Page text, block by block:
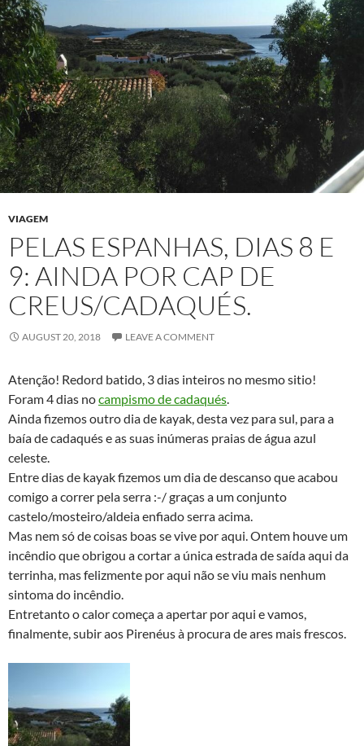
VIAGEM
PELAS ESPANHAS, DIAS 8 E
9: AINDA POR CAP DE
CREUS/CADAQUÉS.
AUGUST 20, 2018 LEAVE A COMMENT
Atenção! Redord batido, 3 dias inteiros no mesmo sitio!
Foram 4 dias nocampismo de cadaqués.
Ainda fizemos outro dia de kayak, desta vez para sul, para a
baía de cadaqués e as suas inúmeras praias de água azul
celeste.
Entre dias de kayak fizemos um dia de descanso que acabou
comigo a correr pela serra :-/ graças a um conjunto
castelo/mosteiro/aldeia enfiado serra acima.
Mas nem só de coisas boas se vive por aqui. Ontem houve um
incêndio que obrigou a cortar a única estrada de saída aqui da
terrinha, mas felizmente por aqui não se viu mais nenhum
sintoma do incêndio.
Entretanto o calor começa a apertar por aqui e vamos,
finalmente, subir aos Pirenéus à procura de ares mais frescos.